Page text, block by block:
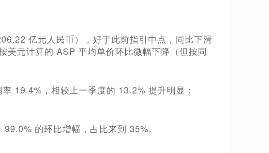
亿元人民币），好于此前指引中点，同比下滑
元计算的 ASP 平均单价环比微幅下降（但按同
19.4%，相较上一季度的 13.2% 提升明显；
的环比增幅，占比来到 35%。